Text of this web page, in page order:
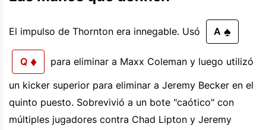
El impulso de Thornton era innegable. Usó A ♠
Q ♦
para eliminar a Maxx Coleman y luego utilizó
un kicker superior para eliminar a Jeremy Becker en el
quinto puesto. Sobrevivió a un bote "caótico" con
múltiples jugadores contra Chad Lipton y Jeremy